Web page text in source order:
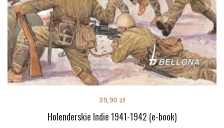
Holenderskie Indie 1941-1942 (e-book)
39,90 zł